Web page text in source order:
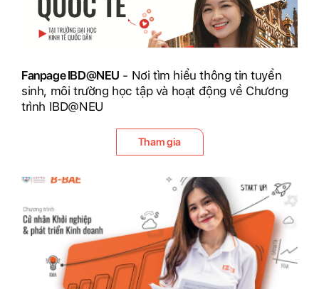
Fanpage IBD@NEU - Nơi tìm hiểu thông tin tuyển
sinh, môi trường học tập và hoạt động về Chương
trình IBD@NEU
Tham gia